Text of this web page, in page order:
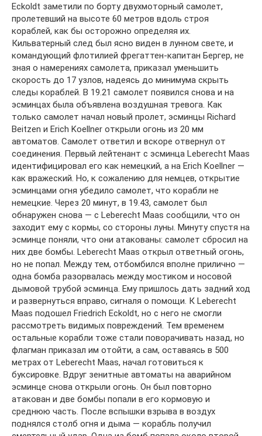
Eckoldt заметили по борту двухмоторный самолет,
пролетевший на высоте 60 метров вдоль строя
кораблей, как бы осторожно определяя их.
Кильватерный след был ясно виден в лунном свете, и
командующий флотилией фрегаттен-капитан Бергер, не
зная о намерениях самолета, приказал уменьшить
скорость до 17 узлов, надеясь до минимума скрыть
следы кораблей. В 19.21 самолет появился снова и на
эсминцах была объявлена воздушная тревога. Как
только самолет начал новый пролет, эсминцы Richard
Beitzen и Erich Koellner открыли огонь из 20 мм
автоматов. Самолет ответил и вскоре отвернул от
соединения. Первый лейтенант с эсминца Leberecht Maas
идентифицировал его как немецкий, а на Erich Koellner —
как вражеский. Но, к сожалению для немцев, открытие
эсминцами огня убедило самолет, что корабли не
немецкие. Через 20 минут, в 19.43, самолет был
обнаружен снова — с Leberecht Maas сообщили, что он
заходит ему с кормы, со стороны луны. Минуту спустя на
эсминце поняли, что они атакованы: самолет сбросил на
них две бомбы. Leberecht Maas открыл ответный огонь,
но не попал. Между тем, отбомбился вполне прилично —
одна бомба разорвалась между мостиком и носовой
дымовой трубой эсминца. Ему пришлось дать задний ход
и развернуться вправо, сигналя о помощи. К Leberecht
Maas подошел Friedrich Eckoldt, но с него не смогли
рассмотреть видимых повреждений. Тем временем
остальные корабли тоже стали поворачивать назад, но
флагман приказал им отойти, а сам, оставаясь в 500
метрах от Leberecht Maas, начал готовиться к
буксировке. Вдруг зенитные автоматы на аварийном
эсминце снова открыли огонь. Он был повторно
атакован и две бомбы попали в его кормовую и
среднюю часть. После вспышки взрыва в воздух
поднялся столб огня и дыма — корабль получил